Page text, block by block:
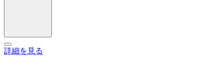
詳細を見る